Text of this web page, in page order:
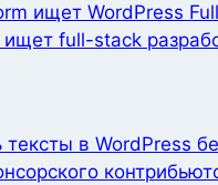
ищет WordPress
full-stack
тексты в WordPress